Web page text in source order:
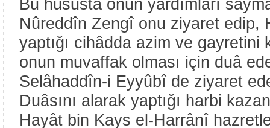
Bu hususta onun yardımları
Nûreddîn Zengî onu ziyaret edip,
yaptığı cihâdda azim ve
onun muvaffak olması için duâ
Selâhaddîn-i Eyyûbî de ziyaret
Duâsını alarak yaptığı harbi
Hayât bin Kays el-Harrânî